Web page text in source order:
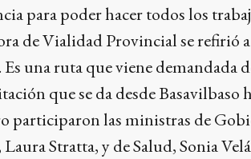
para poder hacer todos los
de Vialidad Provincial se refirió
una ruta que viene demandada
que se da desde Basavilbaso
participaron las ministras de
Stratta, y de Salud, Sonia